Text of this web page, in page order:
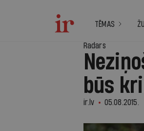
TĒMAS
Radars
būs
ir.lv 05.08.2015.